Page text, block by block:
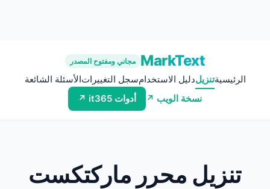
MarkText مجاني ومفتوح المصدر
الرئيسيةتنزيلدليل الاستخدامسجل التغييراتالأسئلة الشائعة
نسخة الويب ↗
أدوات it365 ↗
تنزيل محرر ماركتكست